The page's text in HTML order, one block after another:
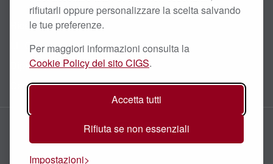
rifiutarli oppure personalizzare la scelta salvando
le tue preferenze.
Per maggiori informazioni consulta la
Cookie Policy del sito CIGS.
Accetta tutti
Rifiuta se non essenziali
Impostazioni
Ricerca Scientifica
I.L.O.
Dipartimenti
Centri
Facebook
Instagram
LinkedIn
YouTube
Email